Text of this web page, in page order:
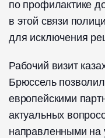
по профилактике
в этой связи
для исключения
Рабочий визит
Брюссель
европейскими
актуальных
направленными на